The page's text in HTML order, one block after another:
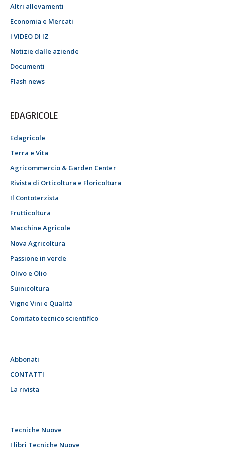
Altri allevamenti
Economia e Mercati
I VIDEO DI IZ
Notizie dalle aziende
Documenti
Flash news
EDAGRICOLE
Edagricole
Terra e Vita
Agricommercio & Garden Center
Rivista di Orticoltura e Floricoltura
Il Contoterzista
Frutticoltura
Macchine Agricole
Nova Agricoltura
Passione in verde
Olivo e Olio
Suinicoltura
Vigne Vini e Qualità
Comitato tecnico scientifico
Abbonati
CONTATTI
La rivista
Tecniche Nuove
I libri Tecniche Nuove